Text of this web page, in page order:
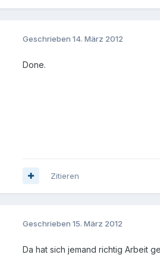
Geschrieben 14. März 2012
Done.
Zitieren
Geschrieben 15. März 2012
Da hat sich jemand richtig Arbeit